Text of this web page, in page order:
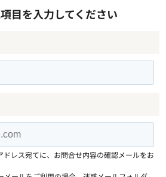
目を入力してください
レス宛てに、お問合せ内容の確認メールをお